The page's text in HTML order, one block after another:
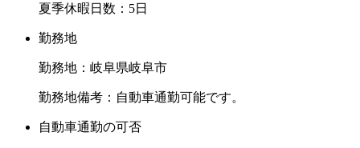
夏季休暇日数：5日
勤務地
勤務地：岐阜県岐阜市
勤務地備考：自動車通勤可能です。
自動車通勤の可否